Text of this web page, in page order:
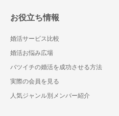
お役立ち情報
婚活サービス比較
婚活お悩み広場
バツイチの婚活を成功させる方法
実際の会員を見る
人気ジャンル別メンバー紹介